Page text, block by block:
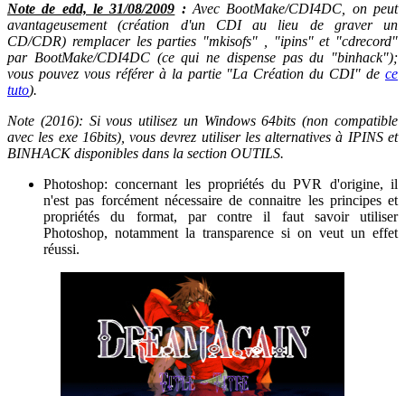
Note de edd, le 31/08/2009 :Avec BootMake/CDI4DC, on peut
avantageusement (création d'un CDI au lieu de graver un
CD/CDR) remplacer les parties "mkisofs" , "ipins" et "cdrecord"
par BootMake/CDI4DC (ce qui ne dispense pas du "binhack");
vous pouvez vous référer à la partie "La Création du CDI" de ce
tuto).
Note (2016): Si vous utilisez un Windows 64bits (non compatible
avec les exe 16bits), vous devrez utiliser les alternatives à IPINS et
BINHACK disponibles dans la section OUTILS.
Photoshop: concernant les propriétés du PVR d'origine, il
n'est pas forcément nécessaire de connaitre les principes et
propriétés du format, par contre il faut savoir utiliser
Photoshop, notamment la transparence si on veut un effet
réussi.